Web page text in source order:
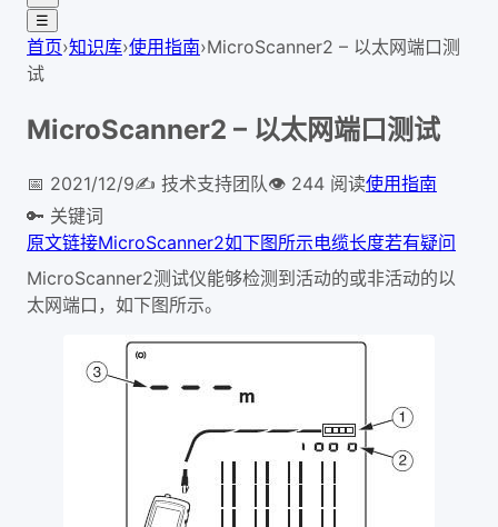
☰
首页›知识库›使用指南›MicroScanner2 – 以太网端口测
试
MicroScanner2 – 以太网端口测试
📅 2021/12/9✍️ 技术支持团队👁 244 阅读使用指南
🔑 关键词
原文链接MicroScanner2如下图所示电缆长度若有疑问
MicroScanner2测试仪能够检测到活动的或非活动的以
太网端口，如下图所示。